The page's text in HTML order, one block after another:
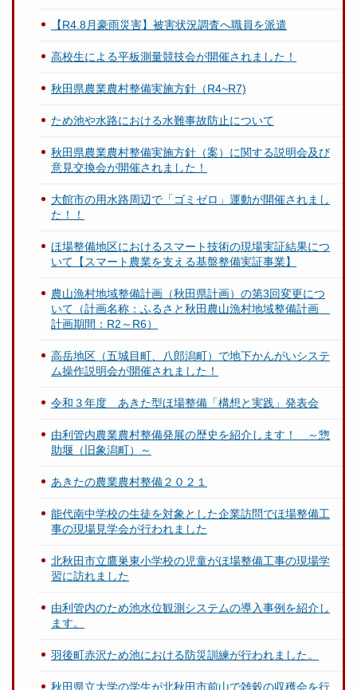
【R4.8月豪雨災害】被害状況調査へ職員を派遣
高校生による平板測量競技会が開催されました！
秋田県農業農村整備実施方針（R4~R7)
ため池や水路における水難事故防止について
秋田県農業農村整備実施方針（案）に関する説明会及び
意見交換会が開催されました！
大館市の用水路周辺で「ゴミゼロ」運動が開催されまし
た！！
ほ場整備地区におけるスマート技術の現場実証結果につ
いて【スマート農業を支える基盤整備実証事業】
農山漁村地域整備計画（秋田県計画）の第3回変更につ
いて（計画名称：ふるさと秋田農山漁村地域整備計画
計画期間：R2～R6）
高岳地区（五城目町、八郎潟町）で地下かんがいシステ
ム操作説明会が開催されました！
令和３年度 あきた型ほ場整備「構想と実践」発表会
由利管内農業農村整備発展の歴史を紹介します！ ～惣
助堰（旧象潟町）～
あきたの農業農村整備２０２１
能代南中学校の生徒を対象とした企業訪問でほ場整備工
事の現場見学会が行われました
北秋田市立鷹巣東小学校の児童がほ場整備工事の現場学
習に訪れました
由利管内のため池水位観測システムの導入事例を紹介し
ます。
羽後町赤沢ため池における防災訓練が行われました。
秋田県立大学の学生が北秋田市前山で雑穀の収穫会を行